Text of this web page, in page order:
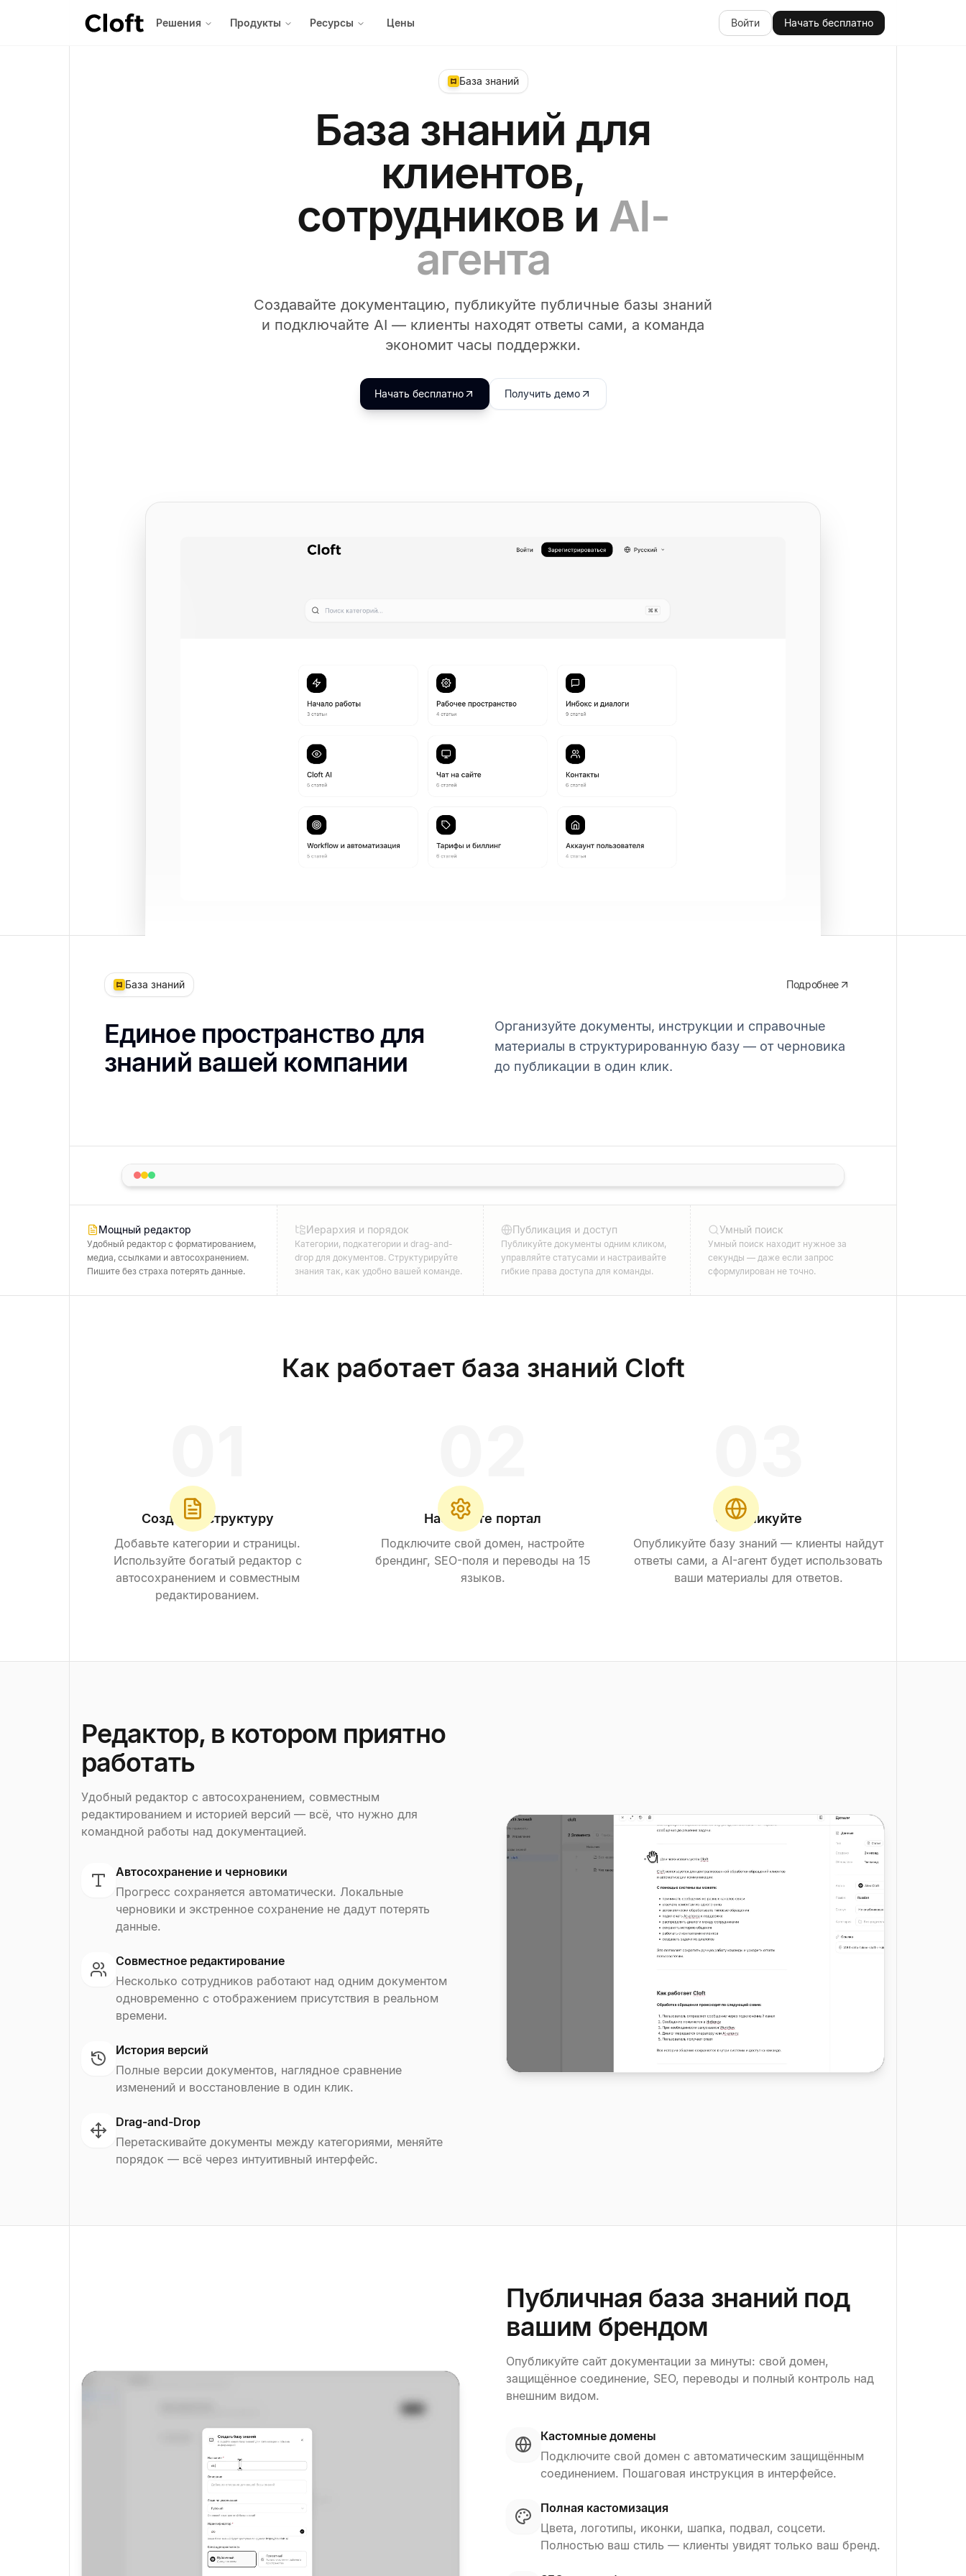
Решения Продукты Ресурсы Цены Войти Начать бесплатно
База знаний
База знаний для
клиентов,
сотрудников и AI-
агента
Создавайте документацию, публикуйте публичные базы знаний
и подключайте AI — клиенты находят ответы сами, а команда
экономит часы поддержки.
Начать бесплатно Получить демо
База знаний Подробнее
Единое пространство для
знаний вашей компании
Организуйте документы, инструкции и справочные
материалы в структурированную базу — от черновика
до публикации в один клик.
Мощный редактор
Удобный редактор с форматированием,
медиа, ссылками и автосохранением.
Пишите без страха потерять данные.
Иерархия и порядок
Категории, подкатегории и drag-and-
drop для документов. Структурируйте
знания так, как удобно вашей команде.
Публикация и доступ
Публикуйте документы одним кликом,
управляйте статусами и настраивайте
гибкие права доступа для команды.
Умный поиск
Умный поиск находит нужное за
секунды — даже если запрос
сформулирован не точно.
Как работает база знаний Cloft
Создайте структуру
Добавьте категории и страницы.
Используйте богатый редактор с
автосохранением и совместным
редактированием.
Настройте портал
Подключите свой домен, настройте
брендинг, SEO-поля и переводы на 15
языков.
Опубликуйте
Опубликуйте базу знаний — клиенты найдут
ответы сами, а AI-агент будет использовать
ваши материалы для ответов.
Редактор, в котором приятно
работать
Удобный редактор с автосохранением, совместным
редактированием и историей версий — всё, что нужно для
командной работы над документацией.
Автосохранение и черновики
Прогресс сохраняется автоматически. Локальные
черновики и экстренное сохранение не дадут потерять
данные.
Совместное редактирование
Несколько сотрудников работают над одним документом
одновременно с отображением присутствия в реальном
времени.
История версий
Полные версии документов, наглядное сравнение
изменений и восстановление в один клик.
Drag-and-Drop
Перетаскивайте документы между категориями, меняйте
порядок — всё через интуитивный интерфейс.
Публичная база знаний под
вашим брендом
Опубликуйте сайт документации за минуты: свой домен,
защищённое соединение, SEO, переводы и полный контроль над
внешним видом.
Кастомные домены
Подключите свой домен с автоматическим защищённым
соединением. Пошаговая инструкция в интерфейсе.
Полная кастомизация
Цвета, логотипы, иконки, шапка, подвал, соцсети.
Полностью ваш стиль — клиенты увидят только ваш бренд.